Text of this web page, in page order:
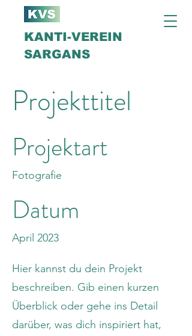
KANTI-VEREIN
SARGANS
Projekttitel
Projektart
Fotografie
Datum
April 2023
Hier kannst du dein Projekt
beschreiben. Gib einen kurzen
Überblick oder gehe ins Detail
darüber, was dich inspiriert hat,